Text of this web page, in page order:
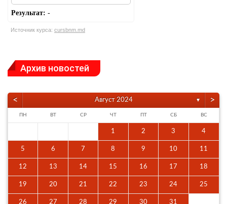
Результат: -
Источник курса: cursbnm.md
Архив новостей
< Август 2024 ▼ >
ПН ВТ СР ЧТ ПТ СБ ВС
1 2 3 4
5 6 7 8 9 10 11
12 13 14 15 16 17 18
19 20 21 22 23 24 25
26 27 28 29 30 31